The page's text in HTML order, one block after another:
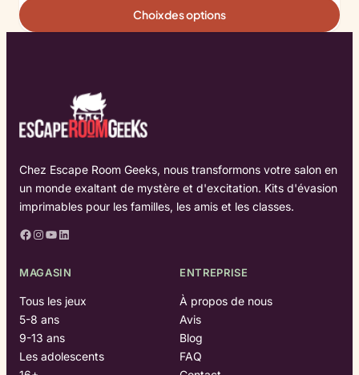
Choix des options
Chez Escape Room Geeks, nous transformons votre salon en
un monde exaltant de mystère et d'excitation. Kits d'évasion
imprimables pour les familles, les amis et les classes.
Facebook Instagram YouTube LinkedIn
MAGASIN
Tous les jeux
5-8 ans
9-13 ans
Les adolescents
ENTREPRISE
À propos de nous
Avis
Blog
FAQ